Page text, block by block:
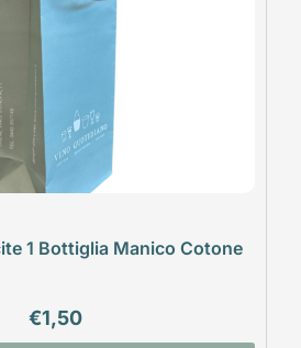
1 Bottiglia Manico Cotone
€1,50